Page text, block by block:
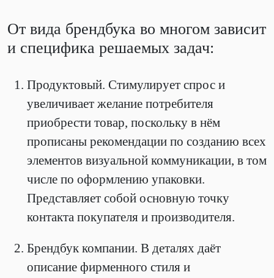
От вида брендбука во многом зависит
и специфика решаемых задач:
Продуктовый. Стимулирует спрос и
увеличивает желание потребителя
приобрести товар, поскольку в нём
прописаны рекомендации по созданию всех
элементов визуальной коммуникации, в том
числе по оформлению упаковки.
Представляет собой основную точку
контакта покупателя и производителя.
Брендбук компании. В деталях даёт
описание фирменного стиля и